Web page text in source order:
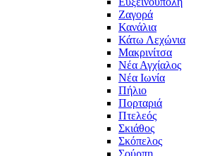
Ζαγορά
Κανάλια
Κάτω Λεχώνια
Μακρινίτσα
Νέα Αγχίαλος
Νέα Ιωνία
Πήλιο
Πορταριά
Πτελεός
Σκιάθος
Σκόπελος
Σούρπη